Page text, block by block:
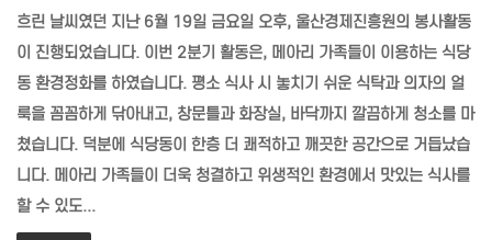
흐린 날씨였던 지난 6월 19일 금요일 오후, 울산경제진흥원의 봉사활동
이 진행되었습니다. 이번 2분기 활동은, 메아리 가족들이 이용하는 식당
동 환경정화를 하였습니다. 평소 식사 시 놓치기 쉬운 식탁과 의자의 얼
룩을 꼼꼼하게 닦아내고, 창문틀과 화장실, 바닥까지 깔끔하게 청소를 마
쳤습니다. 덕분에 식당동이 한층 더 쾌적하고 깨끗한 공간으로 거듭났습
니다. 메아리 가족들이 더욱 청결하고 위생적인 환경에서 맛있는 식사를
할 수 있도...